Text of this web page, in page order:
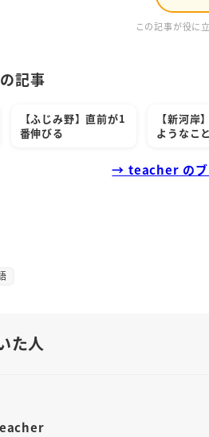
この記事が役に
記事
【ふじみ野】直前が1
番伸びる
【新河岸
ようなこ
→ teacher のブ
た人